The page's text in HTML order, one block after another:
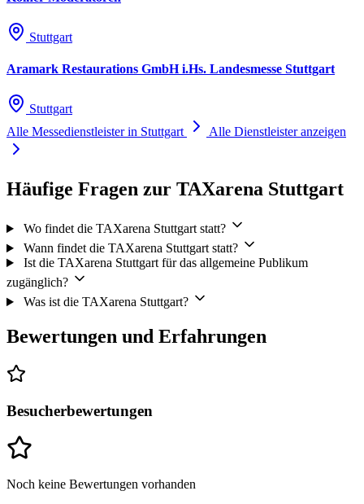
Stuttgart
Aramark Restaurations GmbH i.Hs. Landesmesse Stuttgart
Stuttgart
Alle Messedienstleister in Stuttgart
Alle Dienstleister anzeigen
Häufige Fragen zur TAXarena Stuttgart
Wo findet die TAXarena Stuttgart statt?
Wann findet die TAXarena Stuttgart statt?
Ist die TAXarena Stuttgart für das allgemeine Publikum
zugänglich?
Was ist die TAXarena Stuttgart?
Bewertungen und Erfahrungen
Besucherbewertungen
Noch keine Bewertungen vorhanden